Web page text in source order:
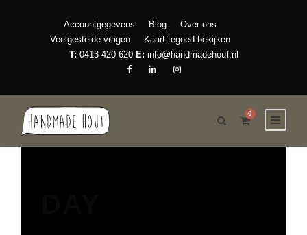
Accountgegevens Blog
Over ons
Veelgestelde vragen
Kaart tegoed bekijken
T: 0413-420 620 E: info@handmadehout.nl
0